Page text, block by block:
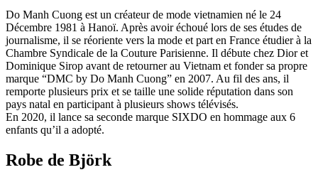
Do Manh Cuong est un créateur de mode vietnamien né le 24
Décembre 1981 à Hanoï. Après avoir échoué lors de ses études de
journalisme, il se réoriente vers la mode et part en France étudier à la
Chambre Syndicale de la Couture Parisienne. Il débute chez Dior et
Dominique Sirop avant de retourner au Vietnam et fonder sa propre
marque “DMC by Do Manh Cuong” en 2007. Au fil des ans, il
remporte plusieurs prix et se taille une solide réputation dans son
pays natal en participant à plusieurs shows télévisés.
En 2020, il lance sa seconde marque SIXDO en hommage aux 6
enfants qu’il a adopté.
Robe de Björk